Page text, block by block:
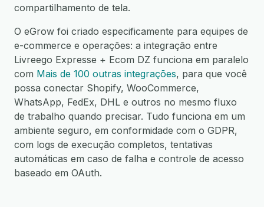
compartilhamento de tela.
O eGrow foi criado especificamente para equipes de
e-commerce e operações: a integração entre
Livreego Expresse + Ecom DZ funciona em paralelo
com Mais de 100 outras integrações, para que você
possa conectar Shopify, WooCommerce,
WhatsApp, FedEx, DHL e outros no mesmo fluxo
de trabalho quando precisar. Tudo funciona em um
ambiente seguro, em conformidade com o GDPR,
com logs de execução completos, tentativas
automáticas em caso de falha e controle de acesso
baseado em OAuth.